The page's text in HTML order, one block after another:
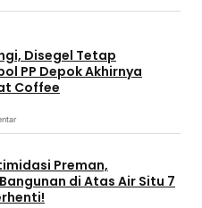
Disegel Tetap
PP Depok Akhirnya
Coffee
Preman,
di Atas Air Situ 7